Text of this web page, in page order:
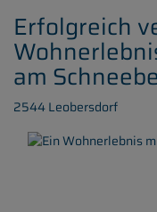
Erfolgreich
am
2544 Leobersdorf